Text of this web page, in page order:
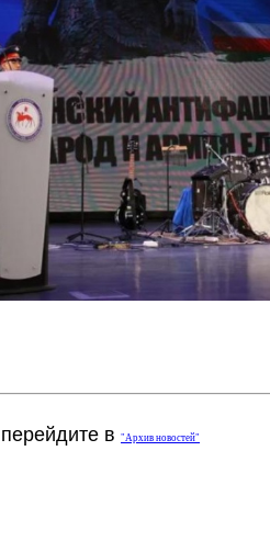
в "Архив новостей"